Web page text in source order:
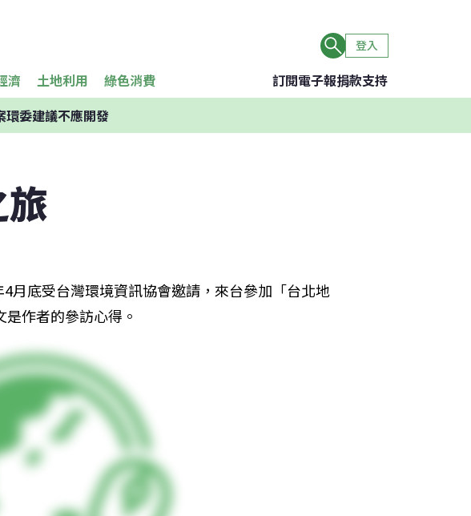
登入
濟 土地利用 綠色消費 訂閱電子報捐款支持
環委建議不應開發
月底受台灣環境資訊協會邀請，來台參加「台北地
作者的參訪心得。